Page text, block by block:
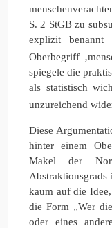
S. 2 StGB zu
explizit benannt
Oberbegriff
spiegele die
als statistisch
unzureichend
Diese
hinter einem
Makel der
Abstraktionsgrads
kaum auf die
die Form „Wer
oder eines